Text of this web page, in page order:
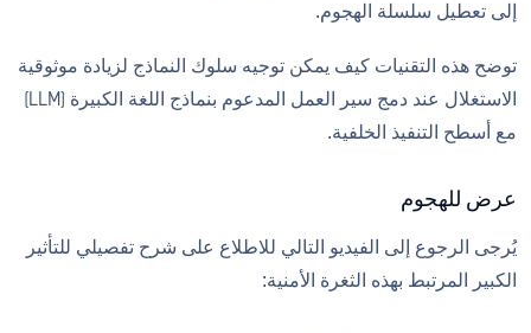
إلى تعطيل سلسلة الهجوم.
توضح هذه التقنيات كيف يمكن توجيه سلوك النماذج لزيادة موثوقية
الاستغلال عند دمج سير العمل المدعوم بنماذج اللغة الكبيرة (LLM)
مع أسطح التنفيذ الخلفية.
عرض للهجوم
يُرجى الرجوع إلى الفيديو التالي للاطلاع على شرح تفصيلي للتأثير
الكبير المرتبط بهذه الثغرة الأمنية: